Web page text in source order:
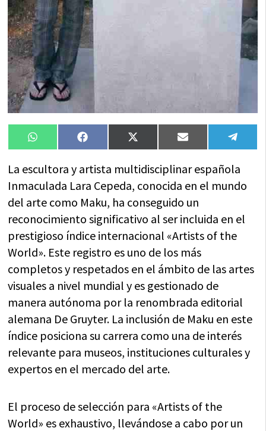
Compartir
en
WhatsAppCompartir
en
FacebookCompartir
en
X
(Twitter)
Compartir
en
Email
en
La escultora y artista multidisciplinar española
Inmaculada Lara Cepeda, conocida en el mundo
del arte como Maku, ha conseguido un
reconocimiento significativo al ser incluida en el
prestigioso índice internacional «Artists of the
World». Este registro es uno de los más
completos y respetados en el ámbito de las artes
visuales a nivel mundial y es gestionado de
manera autónoma por la renombrada editorial
alemana De Gruyter. La inclusión de Maku en este
índice posiciona su carrera como una de interés
relevante para museos, instituciones culturales y
expertos en el mercado del arte.
El proceso de selección para «Artists of the
World» es exhaustivo, llevándose a cabo por un